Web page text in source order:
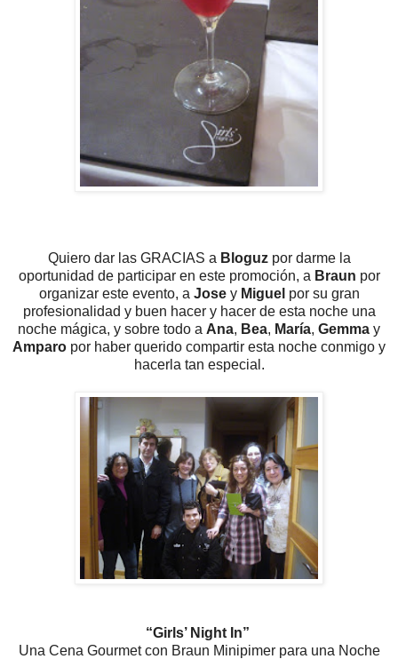
Quiero dar las GRACIAS a Bloguzpor darme la
oportunidad de participar en este promoción, a Braun por
organizar este evento, a Josey Miguel por su gran
profesionalidad y buen hacer y hacer de esta noche una
noche mágica, y sobre todo a Ana, Bea, María, Gemma y
Amparo por haber querido compartir esta noche conmigo y
hacerla tan especial.
“Girls’ Night In”
Una Cena Gourmet con Braun Minipimer para una Noche